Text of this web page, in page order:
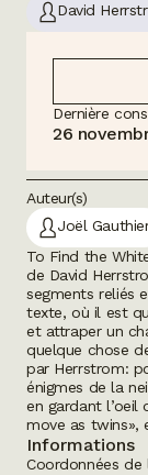
David
Dernière
26
Auteur(s)
Joël
To Find the
de David
segments reliés
texte, où il est
et attraper un
quelque chose
par Herrstrom:
énigmes de la
en gardant
move as twins»,
Informations
Coordonnées de